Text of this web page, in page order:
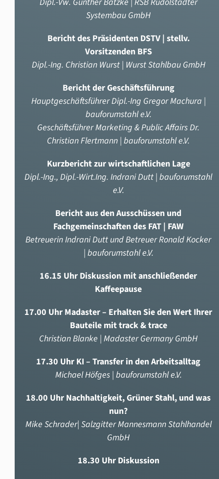
Systembau GmbH
Bericht des Präsidenten DSTV | stellv.
Vorsitzenden BFS
Dipl.-Ing. Christian Wurst | Wurst Stahlbau GmbH
Bericht der Geschäftsführung
Hauptgeschäftsführer Dipl.-Ing Gregor Machura |
bauforumstahl e.V.
Geschäftsführer Marketing & Public Affairs Dr.
Christian Flertmann | bauforumstahl e.V.
Kurzbericht zur wirtschaftlichen Lage
Dipl.-Ing., Dipl.-Wirt.Ing. Indrani Dutt | bauforumstahl
e.V.
Bericht aus den Ausschüssen und
Fachgemeinschaften des FAT | FAW
Betreuerin Indrani Dutt und Betreuer Ronald Kocker
| bauforumstahl e.V.
16.15 Uhr Diskussion mit anschließender
Kaffeepause
17.00 Uhr Madaster – Erhalten Sie den Wert Ihrer
Bauteile mit track & trace
Christian Blanke | Madaster Germany GmbH
17.30 Uhr KI – Transfer in den Arbeitsalltag
Michael Höfges | bauforumstahl e.V.
18.00 Uhr Nachhaltigkeit, Grüner Stahl, und was
nun?
Mike Schrader| Salzgitter Mannesmann Stahlhandel
GmbH
18.30 Uhr Diskussion